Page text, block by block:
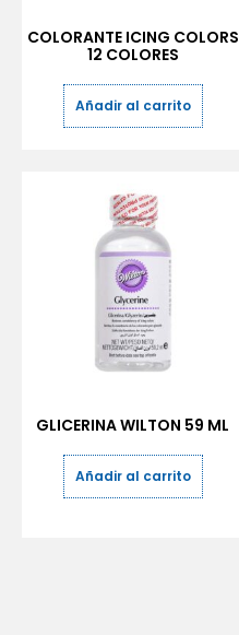
COLORANTE ICING COLORS
12 COLORES
Añadir al carrito
GLICERINA WILTON 59 ML
Añadir al carrito